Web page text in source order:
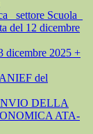
settore Scuola_
del 12 dicembre
dicembre 2025 +
del
DELLA
ATA-